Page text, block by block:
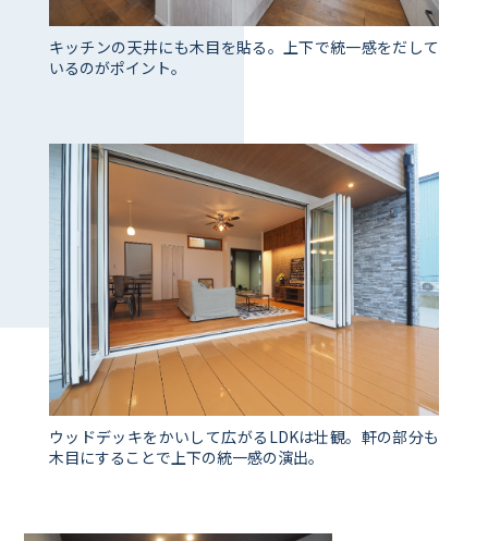
キッチンの天井にも木目を貼る。上下で統一感をだして
いるのがポイント。
ウッドデッキをかいして広がるLDKは壮観。軒の部分も
木目にすることで上下の統一感の演出。